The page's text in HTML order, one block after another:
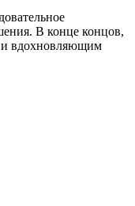
В конце концов,
и вдохновляющим